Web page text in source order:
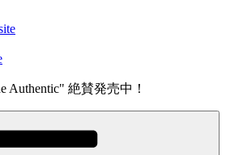
Authentic" 絶賛発売中！